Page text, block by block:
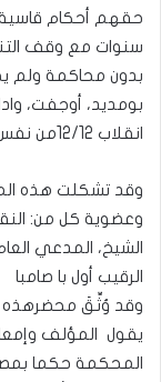
سنوات مع وقف
بدون محاكمة ولم
انقلاب 12/12من نفس السنة.
وقد تشكلت هذه
وعضوية كل من:
الشيخ، المدعي
الرقيب أول با صامبا
وقد وُثِّقَ محضرهذه
يقول المؤلف
المحكمة حكما